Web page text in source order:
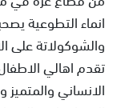
انماء التطوعية
والشوكولاتة على
تقدم اهالي
الانساني والمتميز